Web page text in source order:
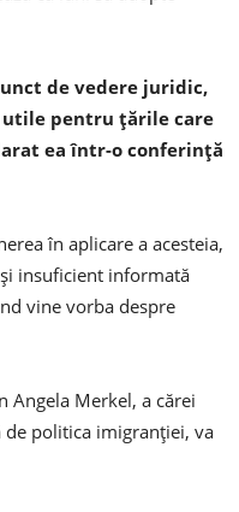
de vedere juridic,
pentru ţările care
ea într-o conferinţă
în aplicare a acesteia,
insuficient informată
vine vorba despre
Angela Merkel, a cărei
de politica imigranţiei, va